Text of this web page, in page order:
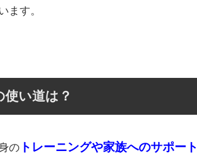
ます。
い道は？
の トレーニングや家族へのサポート